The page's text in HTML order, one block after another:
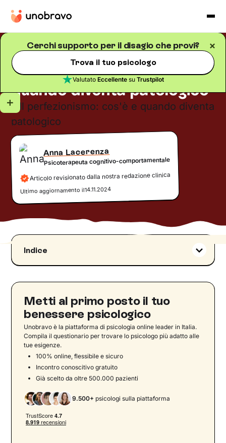
Cerchi supporto per il disagio che provi?
Trova il tuo psicologo
Valutato Eccellentesu Trustpilot
Blog Disturbi psichici
Il perfezionismo: cos'è e
quando diventa patologico
Anna Lacerenza
Psicoterapeuta cognitivo-comportamentale
Articolo revisionato dalla nostra redazione clinica
Ultimo aggiornamento il14.11.2024
Indice
Cosa significa essere perfezionisti
Perfezionismo positivo e perfezionismo
Il timore dell’errore
Perfezionismo patologico: sintomi frequenti
Come si sentono i perfezionisti?
Quali sono gli aspetti negativi del perfezionismo
patologico?
Perfezionismo e psicopatologia
Perfezionismo e depressione
Si può passare da un perfezionismo maladattivo
a un perfezionismo sano?
Metti al primo posto il tuo
benessere psicologico
Unobravo è la piattaforma di psicologia online leader in Italia.
Compila il questionario per trovare lo psicologo più adatto alle
tue esigenze.
100% online, flessibile e sicuro
Incontro conoscitivo gratuito
Già scelto da oltre 500.000 pazienti
9.500+ psicologi sulla piattaforma